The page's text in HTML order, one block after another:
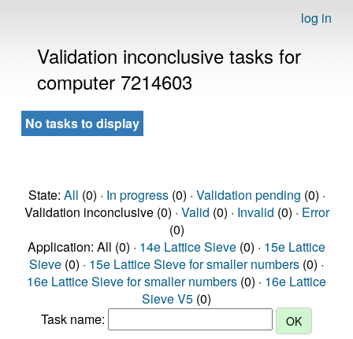
log in
Validation inconclusive tasks for
computer 7214603
No tasks to display
State: All (0) · In progress(0) · Validation pending (0) ·
Validation inconclusive (0) · Valid (0) · Invalid (0) · Error
(0)
Application: All (0) · 14e Lattice Sieve (0) · 15e Lattice
Sieve (0) · 15e Lattice Sieve for smaller numbers (0) ·
16e Lattice Sieve for smaller numbers (0) · 16e Lattice
Sieve V5 (0)
Task name: